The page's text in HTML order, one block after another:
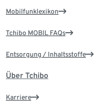
Mobilfunklexikon
Tchibo MOBIL FAQs
Entsorgung / Inhaltsstoffe
Über Tchibo
Karriere